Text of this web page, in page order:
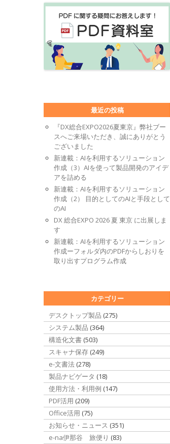
最近の投稿
『DX総合EXPO2026夏東京』弊社ブー
スへご来場いただき、誠にありがとう
ございました
新連載：AIを利用するソリューション
作成（3）AIを使って製品開発のアイデ
アを詰める
新連載：AIを利用するソリューション
作成（2） 目的としてのAIと手段として
のAI
DX 総合EXPO 2026 夏 東京 に出展しま
す
新連載：AIを利用するソリューション
作成ーフォルダ内のPDFからしおりを
取り出すプログラム作成
カテゴリー
デスクトップ製品 (275)
システム製品 (364)
構造化文書 (503)
スキャナ保存 (249)
e-文書法 (278)
製品ナビゲータ (18)
使用方法・利用例 (147)
PDF活用 (209)
Office活用 (75)
お知らせ・ニュース (351)
e-na伊那谷 旅便り (83)